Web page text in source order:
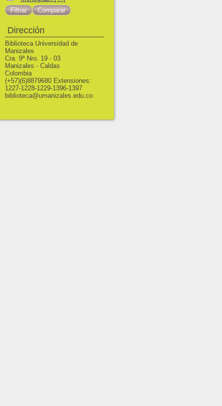
Dirección
Biblioteca Universidad de
Manizales
Cra. 9ª Nro. 19 - 03
Manizales - Caldas
Colombia
(+57)(6)8879680 Extensiones:
1227-1228-1229-1396-1397
biblioteca@umanizales.edu.co